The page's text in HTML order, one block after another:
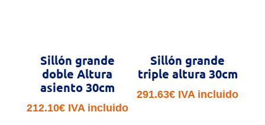
Sillón grande
doble Altura
asiento 30cm
212.10€ IVA incluido
Sillón grande
triple altura 30cm
291.63€ IVA incluido